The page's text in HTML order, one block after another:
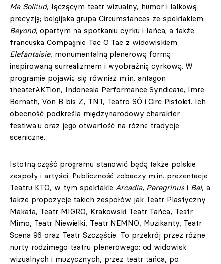
Ma Solitud, łączącym teatr wizualny, humor i lalkową
precyzję; belgijska grupa Circumstances ze spektaklem
Beyond, opartym na spotkaniu cyrku i tańca; a także
francuska Compagnie Tac O Tac z widowiskiem
Elefantaisie, monumentalną plenerową formą
inspirowaną surrealizmem i wyobraźnią cyrkową. W
programie pojawią się również m.in. antagon
theaterAKTion, Indonesia Performance Syndicate, Imre
Bernath, Von B bis Z, TNT, Teatro SÓ i Circ Pistolet. Ich
obecność podkreśla międzynarodowy charakter
festiwalu oraz jego otwartość na różne tradycje
sceniczne.
Istotną część programu stanowić będą także polskie
zespoły i artyści. Publiczność zobaczy m.in. prezentacje
Teatru KTO, w tym spektakle Arcadia, Peregrinus i Bal, a
także propozycje takich zespołów jak Teatr Plastyczny
Makata, Teatr MIGRO, Krakowski Teatr Tańca, Teatr
Mimo, Teatr Niewielki, Teatr NEMNO, Muzikanty, Teatr
Scena 96 oraz Teatr Szczęście. To przekrój przez różne
nurty rodzimego teatru plenerowego: od widowisk
wizualnych i muzycznych, przez teatr tańca, po